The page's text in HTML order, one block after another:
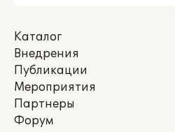
Каталог
Внедрения
Публикации
Мероприятия
Партнеры
Форум